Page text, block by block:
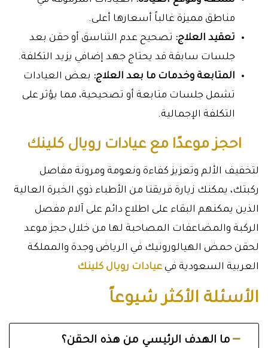
مناطق مميزة غالباً أسعارها أعلى.
تعقيد العلاج: تصحيح عدم التناسق أو حقن بعد
جلسات سابقة قد يحتاج جهد إضافي يزيد التكلفة.
المتابعة وخدمات ما بعد العلاج: بعض العيادات
تشمل جلسات متابعة أو تصحيحية، مما يؤثر على
التكلفة الإجمالية.
احجز موعدًا مع عيادات رويال كلينك
لتخفيف الألم وتعزيز كفاءة ونعومة ومرونة مفاصل
ركبتك، يمكنك زيارة فريقنا من الأطباء ذوي الخبرة العالية
الذين يمكنهم البقاء على اطلاع دائم على آلام مفصل
الركبة والمضاعفات المصاحبة لها من خلال حجز موعد
لحقن حمض الهيالورونيك في الرياض وجدة والمملكة
العربية السعودية في عيادات رويال كلينك
الأسئلة الأكثر شيوعاً
ما الهدف الرئيسي من هذه الحقن؟